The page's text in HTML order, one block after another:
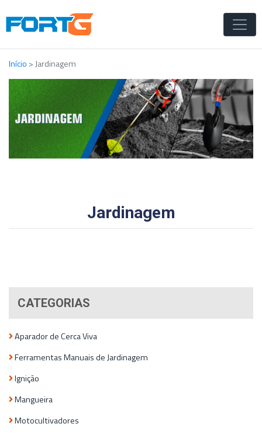
Início >Jardinagem
Jardinagem
CATEGORIAS
Aparador de Cerca Viva
Ferramentas Manuais de Jardinagem
Ignição
Mangueira
Motocultivadores